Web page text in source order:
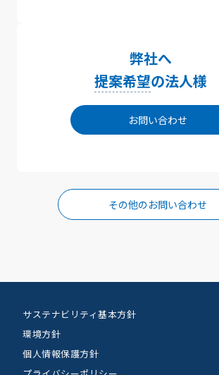
弊社へ
提案希望の法人様
お問い合わせ
その他のお問い合わせ
サステナビリティ基本方針
環境方針
個人情報保護方針